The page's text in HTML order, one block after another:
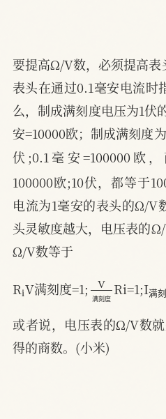
要提高Ω/V数，必须提高表
表头在通过0.1毫安电流时
么，制成满刻度电压为1伏
安=10000欧；制成满刻度
伏;0.1毫安=100000欧
100000欧;10伏，都等于
电流为1毫安的表头的Ω/V
头灵敏度越大，电压表的Ω/
Ω/V数等于
R V满刻度=1;
满刻 度
V满
刻
度 Ri=1;I满刻
或者说，电压表的Ω/V数
得的商数。(小米)